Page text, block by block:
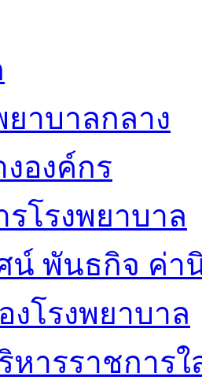
ยาบาลกลาง
องค์กร
รโรงพยาบาล
น์ พันธกิจ ค่า
งโรงพยาบาล
หารราชการใ